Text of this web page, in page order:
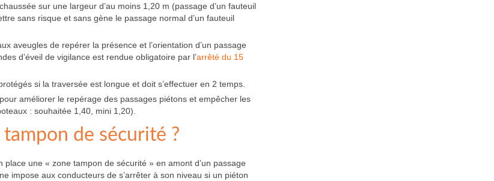
sur une largeur d’au moins 1,20 m (passage d’un fauteuil
sans risque et sans gène le passage normal d’un fauteuil
aveugles de repérer la présence et l’orientation d’un passage
d’éveil de vigilance est rendue obligatoire par l’arrêté du 15
si la traversée est longue et doit s’effectuer en 2 temps.
améliorer le repérage des passages piétons et empêcher les
: souhaitée 1,40, mini 1,20).
de sécurité ?
place une « zone tampon de sécurité » en amont d’un passage
impose aux conducteurs de s’arrêter à son niveau si un piéton